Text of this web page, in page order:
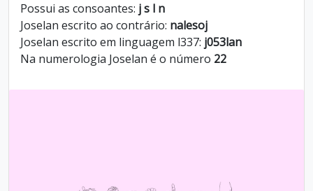
Possui as consoantes: j s l n
Joselan escrito ao contrário: nalesoj
Joselan escrito em linguagem l337: j053lan
Na numerologia Joselan é o número 22